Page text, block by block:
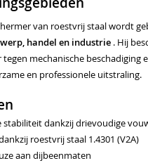
van roestvrij staal wordt
handel en industrie . Hij
mechanische beschadiging
en professionele uitstraling.
stabiliteit dankzij drievoudige
roestvrij staal 1.4301 (V2A)
aan dijbeenmaten